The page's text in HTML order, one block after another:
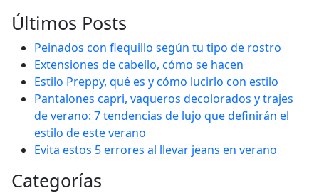
Últimos Posts
Peinados con flequillo según tu tipo de rostro
Extensiones de cabello, cómo se hacen
Estilo Preppy, qué es y cómo lucirlo con estilo
Pantalones capri, vaqueros decolorados y trajes
de verano: 7 tendencias de lujo que definirán el
estilo de este verano
Evita estos 5 errores al llevar jeans en verano
Categorías